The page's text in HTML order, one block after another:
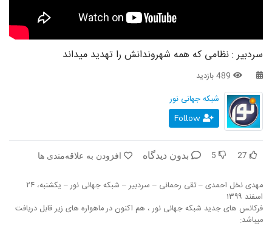
سردبیر : نظامی که همه شهروندانش را تهدید میداند
489 بازدید
شبکه جهانی نور
27
5 بدون دیدگاه افزودن به علاقه‌مندی ها
مهدی نخل احمدی – تقی رحمانی – سردبیر – شبکه جهانی نور – یکشنبه، ۲۴
اسفند ۱۳۹۹
فرکانس های جدید شبکه جهانی نور ، هم اکنون در ماهواره های زیر قابل دریافت
میباشد: